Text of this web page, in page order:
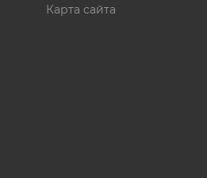
Карта сайта